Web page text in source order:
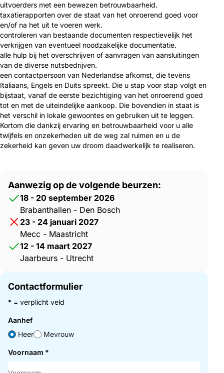
uitvoerders met een bewezen betrouwbaarheid.
taxatierapporten over de staat van het onroerend goed voor
en/of na het uit te voeren werk.
controleren van bestaande documenten respectievelijk het
verkrijgen van eventueel noodzakelijke documentatie.
alle hulp bij het overschrijven of aanvragen van aansluitingen
van de diverse nutsbedrijven.
een contactpersoon van Nederlandse afkomst, die tevens
Italiaans, Engels en Duits spreekt. Die u stap voor stap volgt en
bijstaat, vanaf de eerste bezichtiging van het onroerend goed
tot en met de uiteindelijke aankoop. Die bovendien in staat is
het verschil in lokale gewoontes en gebruiken uit te leggen.
Kortom die dankzij ervaring en betrouwbaarheid voor u alle
twijfels en onzekerheden uit de weg zal ruimen en u de
zekerheid kan geven uw droom daadwerkelijk te realiseren.
Aanwezig op de volgende beurzen:
18 - 20 september 2026
Brabanthallen - Den Bosch
23 - 24 januari 2027
Mecc - Maastricht
12 - 14 maart 2027
Jaarbeurs - Utrecht
Contactformulier
* = verplicht veld
Aanhef
Heer
Mevrouw
Voornaam *